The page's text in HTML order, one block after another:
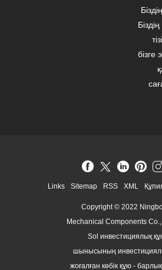
бізге
Links Sitemap RSS XML
Copyright © 2022
Mechanical Components
Sol инвестициялық
шынысының
жоғалған көбік құю -